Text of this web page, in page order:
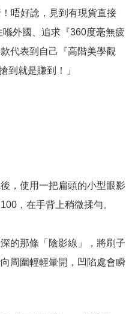
唔好諗，見到有現貨直接
外國、追求『360度毫無疲
代表到自己『高階美學觀
到就是賺到！」
，使用一把扁頭的小型眼影
，在手背上稍微揉勻。
的那條「陰影線」，將刷子
周圍輕輕暈開，凹陷處會瞬